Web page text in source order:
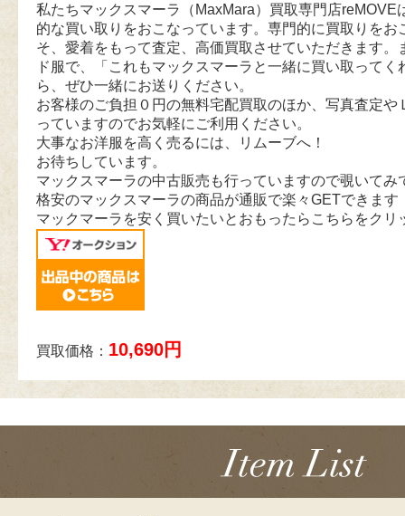
私たちマックスマーラ（MaxMara）買取専門店reMOVE
的な買い取りをおこなっています。専門的に買取りをお
そ、愛着をもって査定、高価買取させていただきます。
ド服で、「これもマックスマーラと一緒に買い取ってく
ら、ぜひ一緒にお送りください。
お客様のご負担０円の無料宅配買取のほか、写真査定や
っていますのでお気軽にご利用ください。
大事なお洋服を高く売るには、リムーブへ！
お待ちしています。
マックスマーラの中古販売も行っていますので覗いてみ
格安のマックスマーラの商品が通販で楽々GETできます
マックマーラを安く買いたいとおもったらこちらをクリ
買取価格： 10,690円